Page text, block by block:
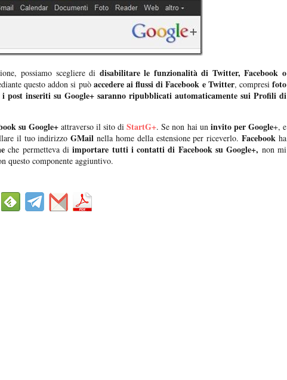
possiamo scegliere di disabilitare le funzionalità di Twitter, Facebook o
questo addon si puòaccedere ai flussi di Facebook e Twitter, compresifoto
post inseriti su Google+ saranno ripubblicati automaticamente sui Profili di
su Google+attraverso il sito di StartG+. Se non hai un invito per Google+, e
il tuo indirizzoGMailnella home della estensione per riceverlo.Facebook ha
che permetteva diimportare tutti i contatti di Facebook su Google+, non mi
questo componente aggiuntivo.